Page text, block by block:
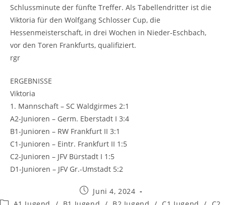
Schlussminute der fünfte Treffer. Als Tabellendritter ist die
Viktoria für den Wolfgang Schlosser Cup, die
Hessenmeisterschaft, in drei Wochen in Nieder-Eschbach,
vor den Toren Frankfurts, qualifiziert.
rgr
ERGEBNISSE
Viktoria
1. Mannschaft – SC Waldgirmes 2:1
A2-Junioren – Germ. Eberstadt I 3:4
B1-Junioren – RW Frankfurt II 3:1
C1-Junioren – Eintr. Frankfurt II 1:5
C2-Junioren – JFV Bürstadt I 1:5
D1-Junioren – JFV Gr.-Umstadt 5:2
Beitrag
veröffentlicht:
Juni 4, 2024
Beitrags-